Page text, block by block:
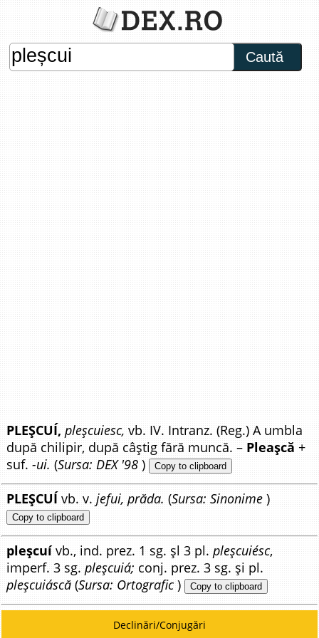
Caută
PLEȘCUÍ, pleșcuiesc, vb. IV. Intranz. (Reg.) A umbla
după chilipir, după câștig fără muncă. – Pleașcă +
suf.-ui. (Sursa: DEX '98 ) Copy to clipboard
PLEȘCUÍ vb. v.jefui, prăda. (Sursa: Sinonime )
Copy to clipboard
pleșcuívb., ind. prez. 1 sg. șl 3 pl.pleșcuiésc,
imperf. 3 sg.pleșcuiá; conj. prez. 3 sg. și pl.
pleșcuiáscă (Sursa: Ortografic ) Copy to clipboard
Declinări/Conjugări